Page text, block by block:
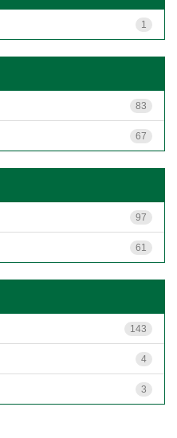
1
83
67
97
61
143
4
3